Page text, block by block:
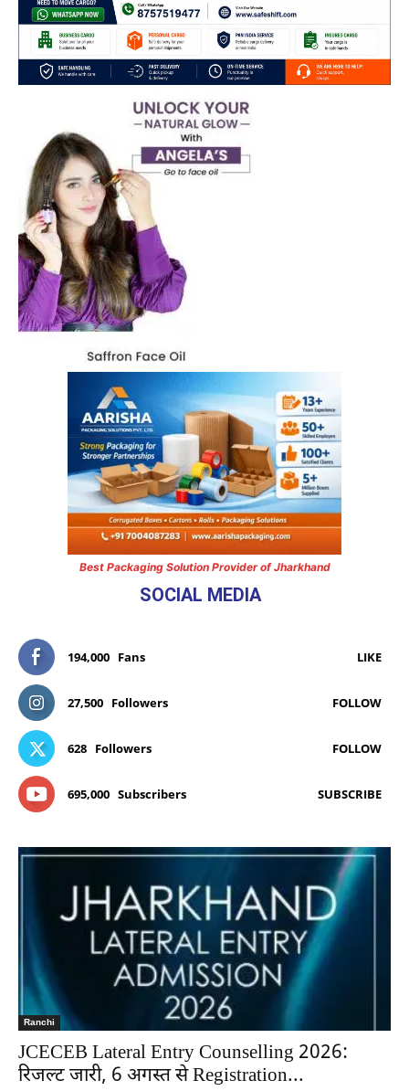
Best Packaging Solution Provider of Jharkhand
SOCIAL MEDIA
194,000 Fans LIKE
27,500 Followers FOLLOW
628 Followers FOLLOW
695,000 Subscribers SUBSCRIBE
Ranchi
JCECEB Lateral Entry Counselling 2026:
रिजल्ट जारी, 6 अगस्त से Registration...